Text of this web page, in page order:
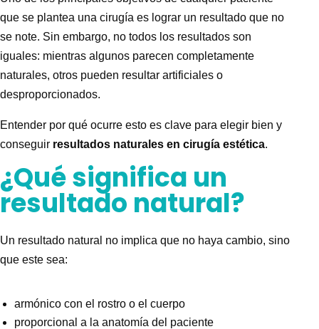
que se plantea una cirugía es lograr un resultado que no
se note. Sin embargo, no todos los resultados son
iguales: mientras algunos parecen completamente
naturales, otros pueden resultar artificiales o
desproporcionados.
Entender por qué ocurre esto es clave para elegir bien y
conseguir resultados naturales en cirugía estética.
¿Qué significa un
resultado natural?
Un resultado natural no implica que no haya cambio, sino
que este sea:
armónico con el rostro o el cuerpo
proporcional a la anatomía del paciente